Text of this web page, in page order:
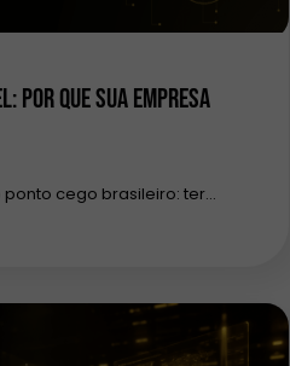
por que sua empresa
ponto cego brasileiro: ter…